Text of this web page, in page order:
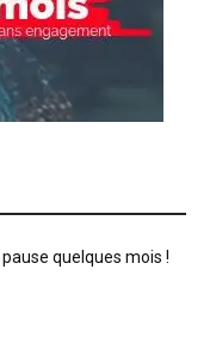
quelques mois !